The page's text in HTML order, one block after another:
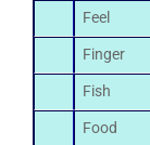
Feel
Finger
Fish
Food